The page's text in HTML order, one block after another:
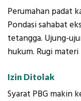
Perumahan padat
Pondasi sahabat
tetangga. Ujung-
hukum. Rugi
Izin Ditolak
Syarat PBG makin